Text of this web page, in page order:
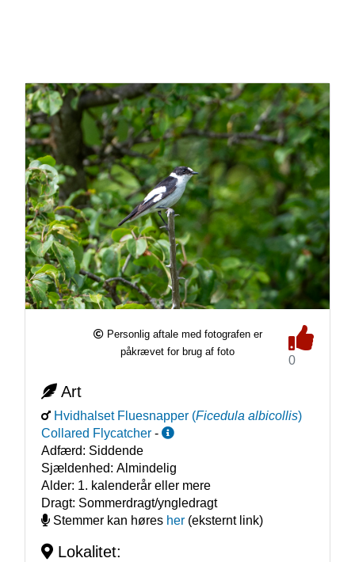
Personlig aftale med fotografen er
påkrævet for brug af foto
0
Art
Hvidhalset Fluesnapper (Ficedula albicollis)
Collared Flycatcher -
Adfærd: Siddende
Sjældenhed: Almindelig
Alder: 1. kalenderår eller mere
Dragt: Sommerdragt/yngledragt
Stemmer kan høres her(eksternt link)
Lokalitet: